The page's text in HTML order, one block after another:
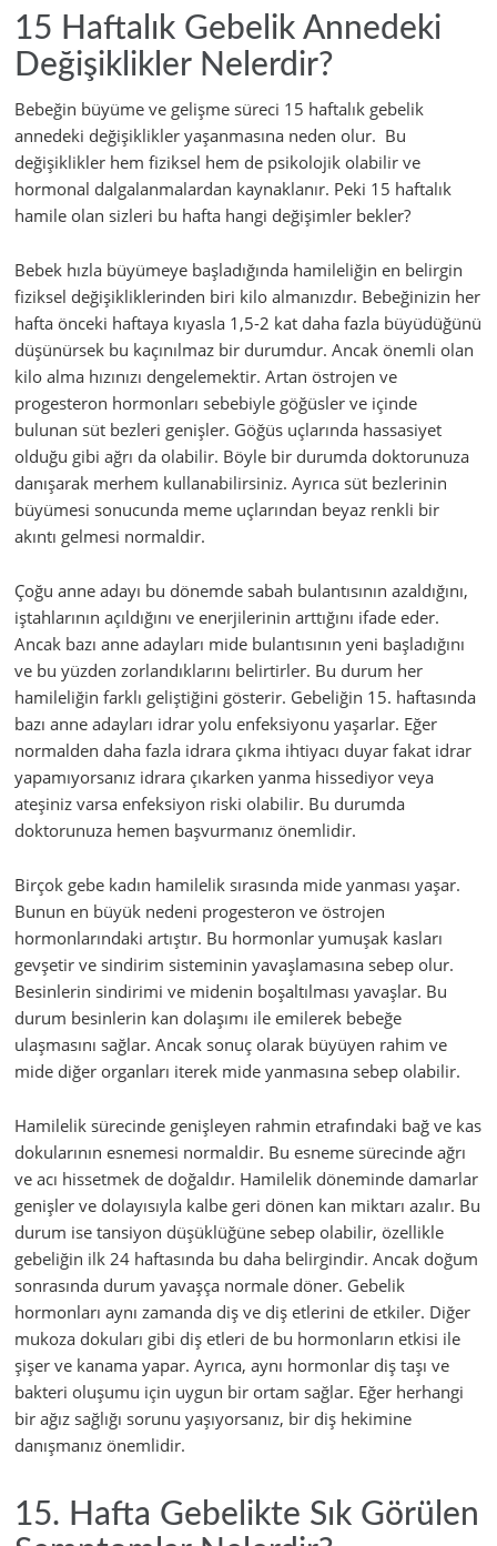
15 Haftalık Gebelik Annedeki
Değişiklikler Nelerdir?
Bebeğin büyüme ve gelişme süreci 15 haftalık gebelik
annedeki değişiklikler yaşanmasına neden olur. Bu
değişiklikler hem fiziksel hem de psikolojik olabilir ve
hormonal dalgalanmalardan kaynaklanır. Peki 15 haftalık
hamile olan sizleri bu hafta hangi değişimler bekler?
Bebek hızla büyümeye başladığında hamileliğin en belirgin
fiziksel değişikliklerinden biri kilo almanızdır. Bebeğinizin her
hafta önceki haftaya kıyasla 1,5-2 kat daha fazla büyüdüğünü
düşünürsek bu kaçınılmaz bir durumdur. Ancak önemli olan
kilo alma hızınızı dengelemektir. Artan östrojen ve
progesteron hormonları sebebiyle göğüsler ve içinde
bulunan süt bezleri genişler. Göğüs uçlarında hassasiyet
olduğu gibi ağrı da olabilir. Böyle bir durumda doktorunuza
danışarak merhem kullanabilirsiniz. Ayrıca süt bezlerinin
büyümesi sonucunda meme uçlarından beyaz renkli bir
akıntı gelmesi normaldir.
Çoğu anne adayı bu dönemde sabah bulantısının azaldığını,
iştahlarının açıldığını ve enerjilerinin arttığını ifade eder.
Ancak bazı anne adayları mide bulantısının yeni başladığını
ve bu yüzden zorlandıklarını belirtirler. Bu durum her
hamileliğin farklı geliştiğini gösterir. Gebeliğin 15. haftasında
bazı anne adayları idrar yolu enfeksiyonu yaşarlar. Eğer
normalden daha fazla idrara çıkma ihtiyacı duyar fakat idrar
yapamıyorsanız idrara çıkarken yanma hissediyor veya
ateşiniz varsa enfeksiyon riski olabilir. Bu durumda
doktorunuza hemen başvurmanız önemlidir.
Birçok gebe kadın hamilelik sırasında mide yanması yaşar.
Bunun en büyük nedeni progesteron ve östrojen
hormonlarındaki artıştır. Bu hormonlar yumuşak kasları
gevşetir ve sindirim sisteminin yavaşlamasına sebep olur.
Besinlerin sindirimi ve midenin boşaltılması yavaşlar. Bu
durum besinlerin kan dolaşımı ile emilerek bebeğe
ulaşmasını sağlar. Ancak sonuç olarak büyüyen rahim ve
mide diğer organları iterek mide yanmasına sebep olabilir.
Hamilelik sürecinde genişleyen rahmin etrafındaki bağ ve kas
dokularının esnemesi normaldir. Bu esneme sürecinde ağrı
ve acı hissetmek de doğaldır. Hamilelik döneminde damarlar
genişler ve dolayısıyla kalbe geri dönen kan miktarı azalır. Bu
durum ise tansiyon düşüklüğüne sebep olabilir, özellikle
gebeliğin ilk 24 haftasında bu daha belirgindir. Ancak doğum
sonrasında durum yavaşça normale döner. Gebelik
hormonları aynı zamanda diş ve diş etlerini de etkiler. Diğer
mukoza dokuları gibi diş etleri de bu hormonların etkisi ile
şişer ve kanama yapar. Ayrıca, aynı hormonlar diş taşı ve
bakteri oluşumu için uygun bir ortam sağlar. Eğer herhangi
bir ağız sağlığı sorunu yaşıyorsanız, bir diş hekimine
danışmanız önemlidir.
15. Hafta Gebelikte Sık Görülen